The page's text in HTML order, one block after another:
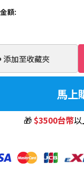
額:
加至收藏夾
馬上
🎁$3500台幣